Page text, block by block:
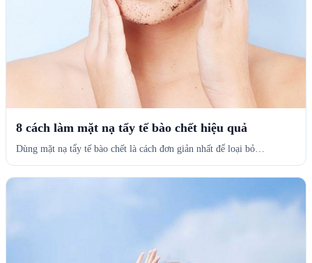
8 cách làm mặt nạ tẩy tế bào chết hiệu quả
Dùng mặt nạ tẩy tế bào chết là cách đơn giản nhất để loại bỏ…